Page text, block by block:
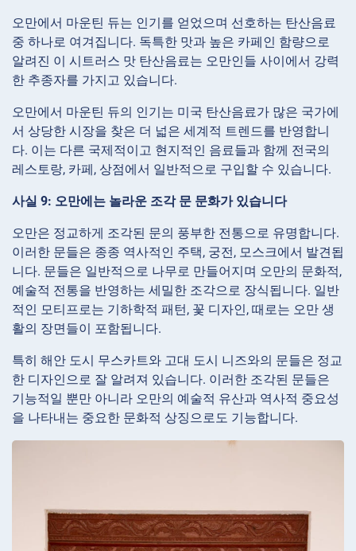
오만에서 마운틴 듀는 인기를 얻었으며 선호하는 탄산음료
중 하나로 여겨집니다. 독특한 맛과 높은 카페인 함량으로
알려진 이 시트러스 맛 탄산음료는 오만인들 사이에서 강력
한 추종자를 가지고 있습니다.
오만에서 마운틴 듀의 인기는 미국 탄산음료가 많은 국가에
서 상당한 시장을 찾은 더 넓은 세계적 트렌드를 반영합니
다. 이는 다른 국제적이고 현지적인 음료들과 함께 전국의
레스토랑, 카페, 상점에서 일반적으로 구입할 수 있습니다.
사실 9: 오만에는 놀라운 조각 문 문화가 있습니다
오만은 정교하게 조각된 문의 풍부한 전통으로 유명합니다.
이러한 문들은 종종 역사적인 주택, 궁전, 모스크에서 발견됩
니다. 문들은 일반적으로 나무로 만들어지며 오만의 문화적,
예술적 전통을 반영하는 세밀한 조각으로 장식됩니다. 일반
적인 모티프로는 기하학적 패턴, 꽃 디자인, 때로는 오만 생
활의 장면들이 포함됩니다.
특히 해안 도시 무스카트와 고대 도시 니즈와의 문들은 정교
한 디자인으로 잘 알려져 있습니다. 이러한 조각된 문들은
기능적일 뿐만 아니라 오만의 예술적 유산과 역사적 중요성
을 나타내는 중요한 문화적 상징으로도 기능합니다.